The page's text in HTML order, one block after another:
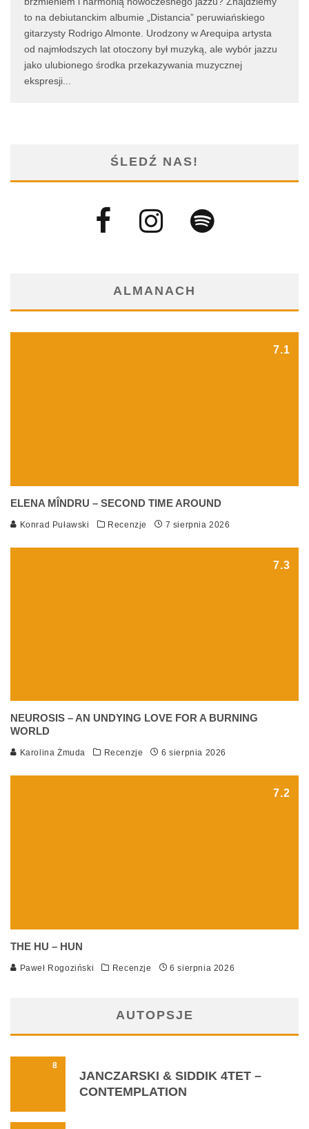
to na debiutanckim albumie „Distancia” peruwiańskiego
gitarzysty Rodrigo Almonte. Urodzony w Arequipa artysta
od najmłodszych lat otoczony był muzyką, ale wybór jazzu
jako ulubionego środka przekazywania muzycznej
ekspresji
ŚLEDŹ NAS!
ALMANACH
7.1
ELENA MÎNDRU – SECOND TIME AROUND
Konrad Puławski Recenzje 7 sierpnia 2026
7.3
NEUROSIS – AN UNDYING LOVE FOR A BURNING
WORLD
Karolina Żmuda Recenzje 6 sierpnia 2026
7.2
THE HU – HUN
Paweł Rogoziński Recenzje 6 sierpnia 2026
AUTOPSJE
8
JANCZARSKI & SIDDIK 4TET –
CONTEMPLATION